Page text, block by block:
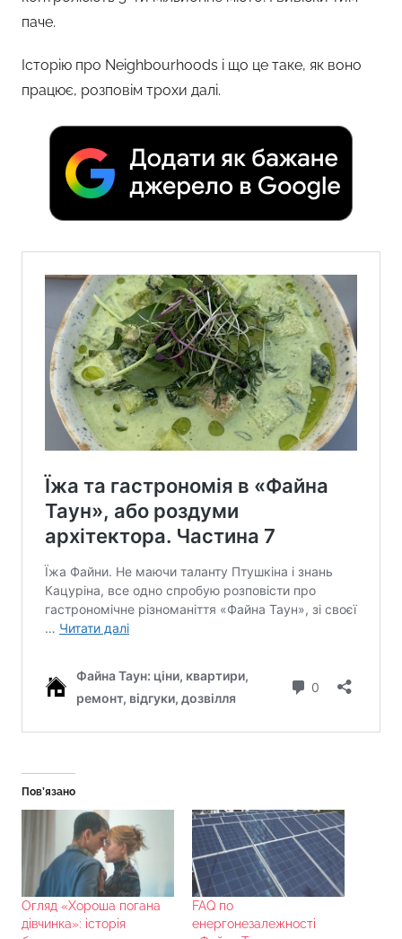
паче.
Історію про Neighbourhoods і що це таке, як воно
працює, розповім трохи далі.
Пов’язано
Огляд «Хороша погана
дівчинка»: історія
FAQ по
енергонезалежності